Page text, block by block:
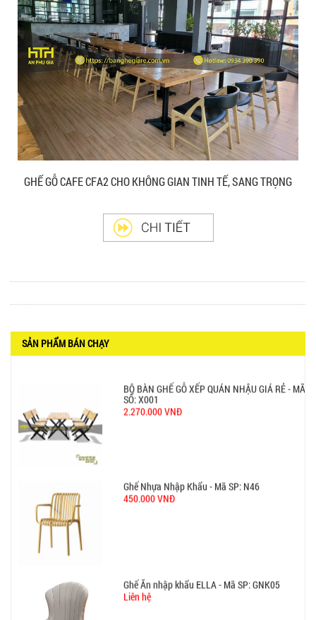
GHẾ GỖ CAFE CFA2 CHO KHÔNG GIAN TINH TẾ, SANG TRỌNG
SẢN PHẨM BÁN CHẠY
- MÃ SỐ: M002
550.000 VNĐ
GHẾ XẾP GẤP GIÁ RẺ - MÃ SỐ: X001
380.000 VNĐ
BÀN CAFE BCF01 GIÁ RẺ - MÃ SỐ: BCF01
SỐ: X001
Ghế Nhựa Nhập Khẩu - Mã SP: N46
450.000 VNĐ
Ghế Ăn nhập khẩu ELLA - Mã SP: GNK05
Liên hệ